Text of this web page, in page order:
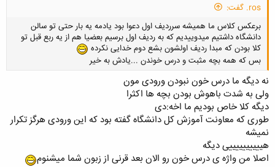
ros. گفت:
برعکس کلاس ما همیشه سرردیف اول دعوا بود یادمه یه بار حتی تو سالن
دانشگاه داشتیم میدوییدیم که به ردیف اول برسیم بعضیا هم از یه ربع قبل تو
کلا بودن که مبدا ردیف اولشون بشع دوم خدایی نکرده
بس که همه بچه مثبت و درس خوندن ...یادش به خیر
کلیک کنید تا باز شود...
نه دیگه ما درس خون نبودن ورودی مون
ولی به شدت باهوش بودن بچه ها اکثرا
دیگه کلا خاص بودیم ما اخه:دی
طوری که معاونت آموزش کل دانشگاه گفته بود که این ورودی هرگز تکرار
نمیشه
هییییییییییی دیگه
اصلا من واژه ی درس خون رو الان بعد قرنی از زبون شما میشنوم